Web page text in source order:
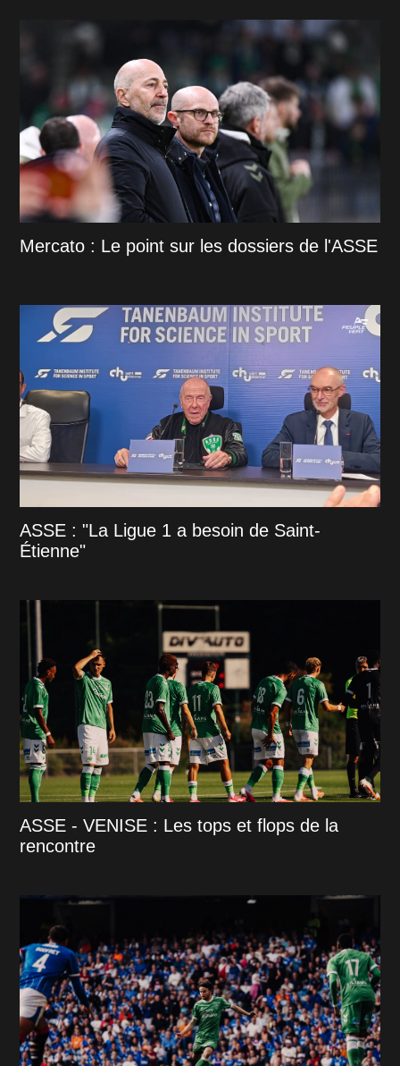
Mercato : Le point sur les dossiers de l'ASSE
ASSE : "La Ligue 1 a besoin de Saint-
Étienne"
ASSE - VENISE : Les tops et flops de la
rencontre